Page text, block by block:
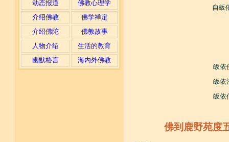
动态报道
佛教心理学
介绍佛教
佛学禅定
介绍佛陀
佛教故事
人物介绍
生活的教育
幽默格言
海内外佛教
自皈
皈依
皈依
皈依
佛到鹿野苑度